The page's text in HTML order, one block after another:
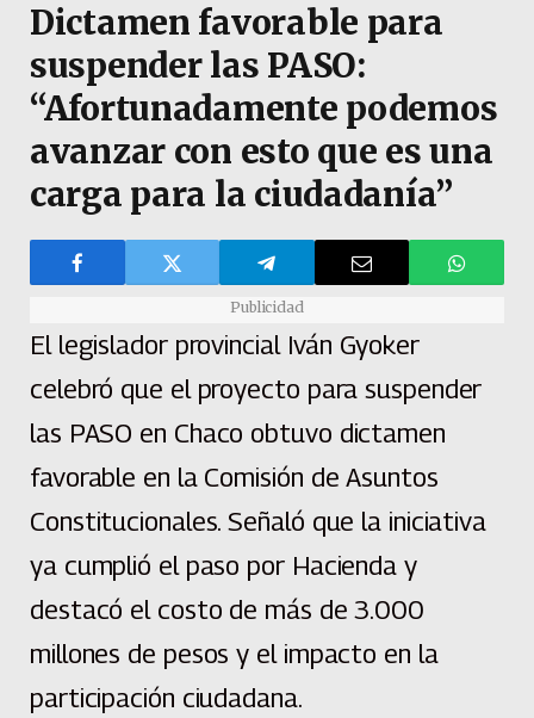
Dictamen favorable para
suspender las PASO:
“Afortunadamente podemos
avanzar con esto que es una
carga para la ciudadanía”
Publicidad
El legislador provincial Iván Gyoker
celebró que el proyecto para suspender
las PASO en Chaco obtuvo dictamen
favorable en la Comisión de Asuntos
Constitucionales. Señaló que la iniciativa
ya cumplió el paso por Hacienda y
destacó el costo de más de 3.000
millones de pesos y el impacto en la
participación ciudadana.